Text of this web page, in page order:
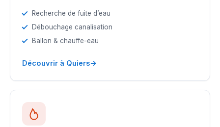
Recherche de fuite d’eau
Débouchage canalisation
Ballon & chauffe-eau
Découvrir à Quiers→